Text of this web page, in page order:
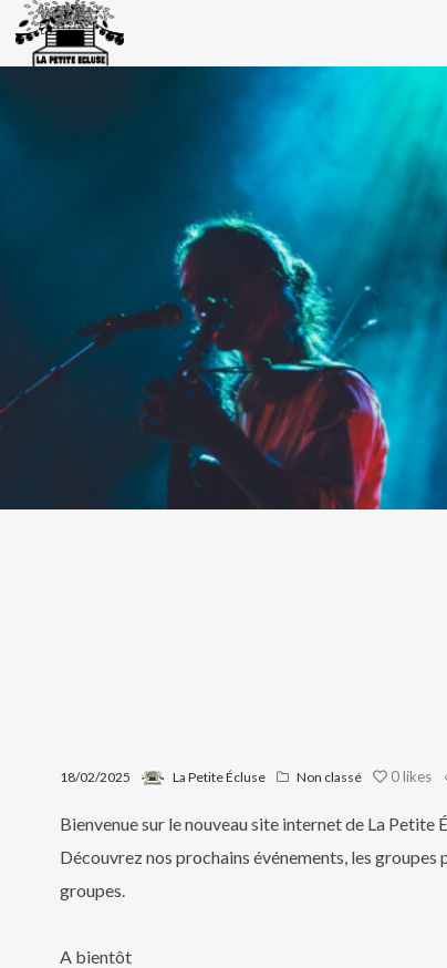
18/02/2025 La Petite Écluse Non classé 0 likes
Bienvenue sur le nouveau site internet de La Petite
Découvrez nos prochains événements, les
groupes.
A bientôt